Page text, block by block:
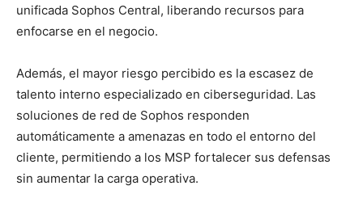
unificada Sophos Central, liberando recursos para
enfocarse en el negocio.
Además, el mayor riesgo percibido es la escasez de
talento interno especializado en ciberseguridad. Las
soluciones de red de Sophos responden
automáticamente a amenazas en todo el entorno del
cliente, permitiendo a los MSP fortalecer sus defensas
sin aumentar la carga operativa.